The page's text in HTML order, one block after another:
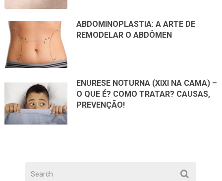
ABDOMINOPLASTIA: A ARTE DE
REMODELAR O ABDÔMEN
ENURESE NOTURNA (XIXI NA CAMA) –
O QUE É? COMO TRATAR? CAUSAS,
PREVENÇÃO!